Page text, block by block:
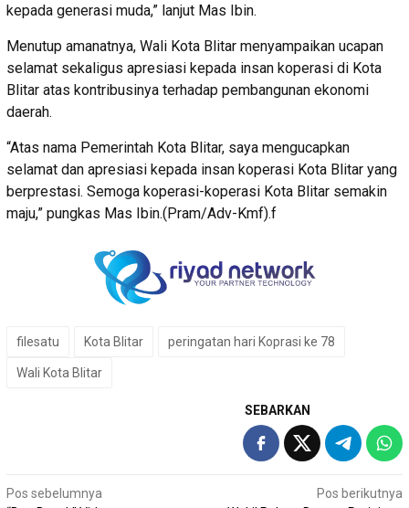
kepada generasi muda,” lanjut Mas Ibin.
Menutup amanatnya, Wali Kota Blitar menyampaikan ucapan
selamat sekaligus apresiasi kepada insan koperasi di Kota
Blitar atas kontribusinya terhadap pembangunan ekonomi
daerah.
“Atas nama Pemerintah Kota Blitar, saya mengucapkan
selamat dan apresiasi kepada insan koperasi Kota Blitar yang
berprestasi. Semoga koperasi-koperasi Kota Blitar semakin
maju,” pungkas Mas Ibin.(Pram/Adv-Kmf).f
filesatu Kota Blitar peringatan hari Koprasi ke 78
Wali Kota Blitar
SEBARKAN
Navigasi
Pos sebelumnya
Pos berikutnya